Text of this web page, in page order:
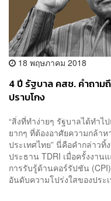
18 พฤษภาคม 2018
4 ปี รัฐบาล คสช. คำถาม
ปราบโกง
“สิ่งที่ทำง่ายๆ รัฐบาลได้ทำ
ยากๆ ที่ต้องอาศัยความกล้า
ประเทศไทย” นี่คือคำกล่าวทิ้
ประธาน TDRI เมื่อครั้งงา
การรับรู้ด้านคอร์รัปชัน
อันดับความโปร่งใสของประ